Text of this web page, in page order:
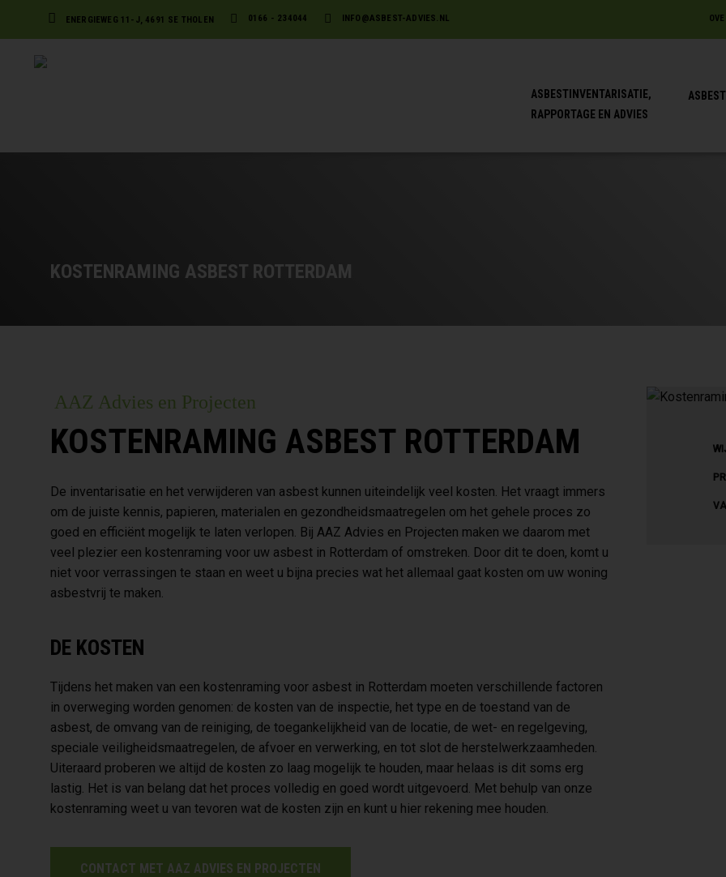
ENERGIEWEG 11-J, 4691 SE THOLEN 0166 - 234044 INFO@ASBEST-ADVIES.NL
ASBESTINVENTARISATIE,
RAPPORTAGE EN ADVIES
KOSTENRAMING ASBEST ROTTERDAM
AAZ Advies en Projecten
KOSTENRAMING ASBEST ROTTERDAM
De inventarisatie en het verwijderen van asbest kunnen uiteindelijk veel kosten. Het vraagt immers
om de juiste kennis, papieren, materialen en gezondheidsmaatregelen om het gehele proces zo
goed en efficiënt mogelijk te laten verlopen. Bij AAZ Advies en Projecten maken we daarom met
veel plezier een kostenraming voor uw asbest in Rotterdam of omstreken. Door dit te doen, komt u
niet voor verrassingen te staan en weet u bijna precies wat het allemaal gaat kosten om uw woning
asbestvrij te maken.
DE KOSTEN
Tijdens het maken van een kostenraming voor asbest in Rotterdam moeten verschillende factoren
in overweging worden genomen: de kosten van de inspectie, het type en de toestand van de
asbest, de omvang van de reiniging, de toegankelijkheid van de locatie, de wet- en regelgeving,
speciale veiligheidsmaatregelen, de afvoer en verwerking, en tot slot de herstelwerkzaamheden.
Uiteraard proberen we altijd de kosten zo laag mogelijk te houden, maar helaas is dit soms erg
lastig. Het is van belang dat het proces volledig en goed wordt uitgevoerd. Met behulp van onze
kostenraming weet u van tevoren wat de kosten zijn en kunt u hier rekening mee houden.
CONTACT MET AAZ ADVIES EN PROJECTEN